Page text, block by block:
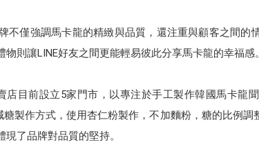
不僅強調馬卡龍的精緻與品質，還注重與顧客之間的
物則讓LINE好友之間更能輕易彼此分享馬卡龍的幸福感
店目前設立5家門市，以專注於手工製作韓國馬卡龍
糖製作方式，使用杏仁粉製作，不加麵粉，糖的比例
了品牌對品質的堅持。